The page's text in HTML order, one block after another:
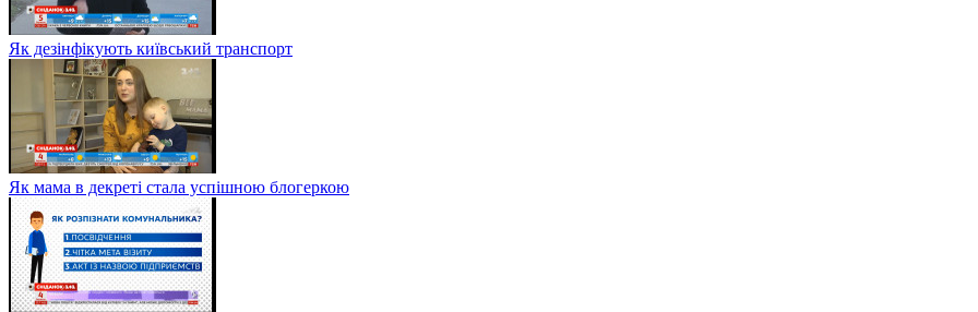
Як дезінфікують київський транспорт
Як мама в декреті стала успішною блогеркою